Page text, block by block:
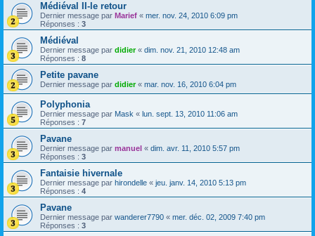
Médiéval II-le retour
Dernier message par Marief « mer. nov. 24, 2010 6:09 pm
Réponses : 3
Médiéval
Dernier message par didier« dim. nov. 21, 2010 12:48 am
Réponses : 8
Petite pavane
Dernier message par didier« mar. nov. 16, 2010 6:04 pm
Polyphonia
Dernier message par Mask « lun. sept. 13, 2010 11:06 am
Réponses : 7
Pavane
Dernier message par manuel « dim. avr. 11, 2010 5:57 pm
Réponses : 3
Fantaisie hivernale
Dernier message par hirondelle « jeu. janv. 14, 2010 5:13 pm
Réponses : 4
Pavane
Dernier message par wanderer7790 « mer. déc. 02, 2009 7:40 pm
Réponses : 3